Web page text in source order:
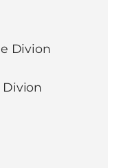
Divion
Divion